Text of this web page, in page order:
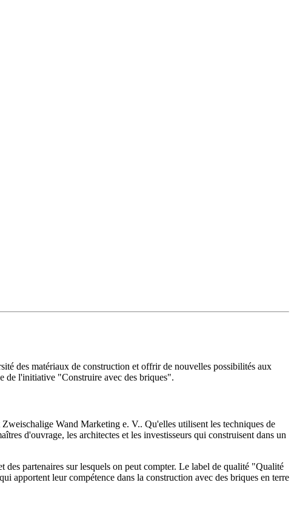
des matériaux de construction et offrir de nouvelles possibilités aux
de l'initiative "Construire avec des briques".
Wand Marketing e. V.. Qu'elles utilisent les techniques de
d'ouvrage, les architectes et les investisseurs qui construisent dans un
partenaires sur lesquels on peut compter. Le label de qualité "Qualité
apportent leur compétence dans la construction avec des briques en terre